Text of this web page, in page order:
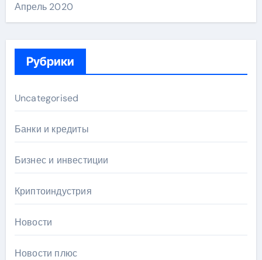
Апрель 2020
Рубрики
Uncategorised
Банки и кредиты
Бизнес и инвестиции
Криптоиндустрия
Новости
Новости плюс